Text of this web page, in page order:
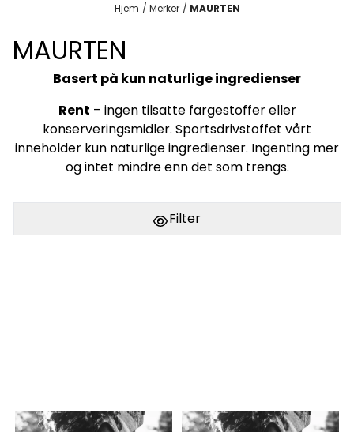
Hjem / Merker / MAURTEN
MAURTEN
Basert på kun naturlige ingredienser
Rent – ​​ingen tilsatte fargestoffer eller
konserveringsmidler. Sportsdrivstoffet vårt
inneholder kun naturlige ingredienser. Ingenting mer
og intet mindre enn det som trengs.
Filter